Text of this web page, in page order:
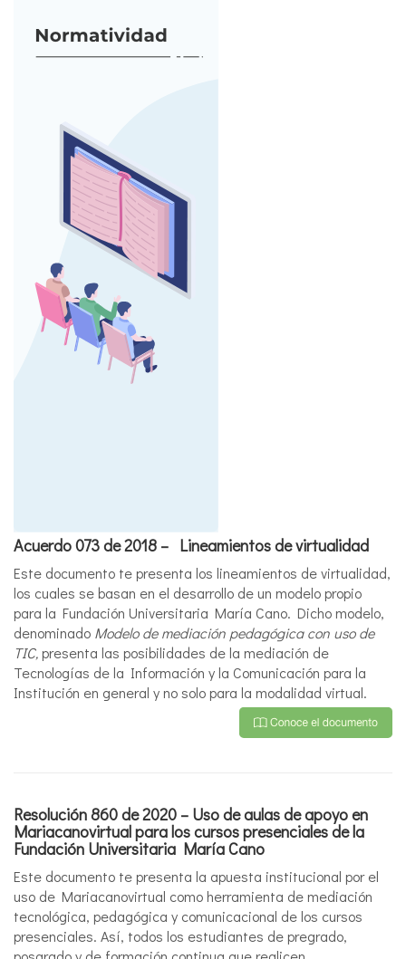
Acuerdo 073 de 2018 – Lineamientos de virtualidad
Este documento te presenta los lineamientos de virtualidad,
los cuales se basan en el desarrollo de un modelo propio
para la Fundación Universitaria María Cano. Dicho modelo,
denominado Modelo de mediación pedagógica con uso de
TIC,presenta las posibilidades de la mediación de
Tecnologías de la Información y la Comunicación para la
Institución en general y no solo para la modalidad virtual.
Resolución 860 de 2020 – Uso de aulas de apoyo en
Mariacanovirtualpara los cursos presenciales de la
Fundación Universitaria María Cano
Este documento te presenta la apuesta institucional por el
uso de Mariacanovirtual como herramienta de mediación
tecnológica, pedagógica y comunicacional de los cursos
presenciales. Así, todos los estudiantes de pregrado,